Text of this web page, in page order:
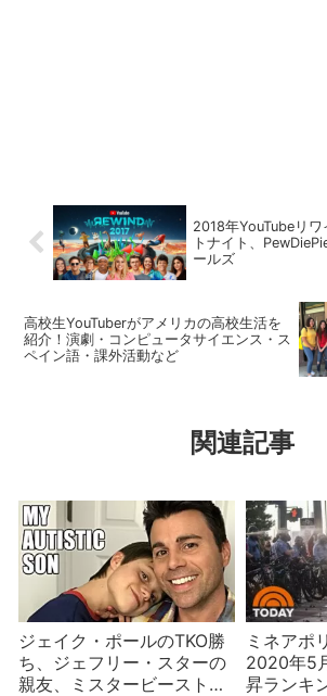
2018年YouTubeリ
トナイト、
ールズ
高校生YouTuberがアメリカの高校生活を
紹介！演劇・コンピュータサイエンス・ス
ペイン語・課外活動など
関連記事
ジェイク・ポールのTKO勝
ち、ジェフリー・スターの
親友、ミスタービーストの
ミネアポ
2020年5
昇ランキ